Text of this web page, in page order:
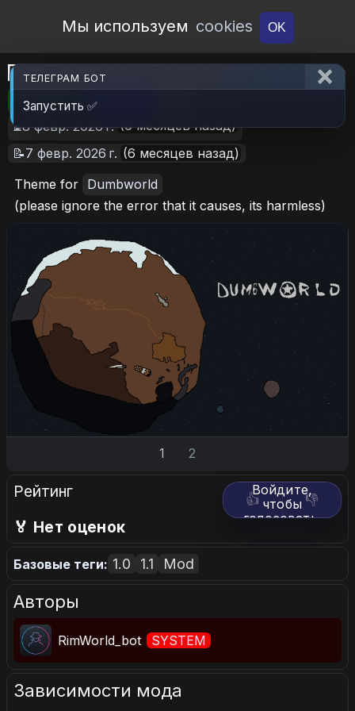
Open Workshop
Мы используем cookies OK
RimThemes - Dumbworld edition
🎮RimWorld 📦1.5 MB
⏳8 февр. 2026 г. (6 месяцев назад)
📝7 февр. 2026 г. (6 месяцев назад)
Theme for Dumbworld
(please ignore the error that it causes, its harmless)
1 2
Рейтинг 👍 👎
Войдите,
чтобы
голосовать.
🏅 Нет оценок
Базовые теги: 1.0 1.1 Mod
Авторы
RimWorld_bot SYSTEM
Зависимости мода
ТЕЛЕГРАМ БОТ
Запустить ✅